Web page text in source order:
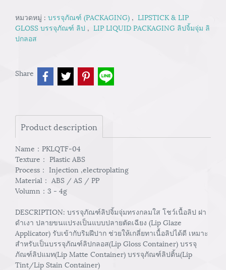
หมวดหมู่ : บรรจุภัณฑ์ (PACKAGING) , LIPSTICK & LIP
GLOSS บรรจุภัณฑ์ ลิป , LIP LIQUID PACKAGING ลิปจิ้มจุ่ม ลิ
ปกลอส
Share
Product description
Name：PKLQTF-04
Texture： Plastic ABS
Process： Injection ,electroplating
Material： ABS / AS / PP
Volumn：3 - 4g
DESCRIPTION: บรรจุภัณฑ์ลิปจิ้มจุ่มทรงกลมใส โชว์เนื้อลิป ฝา
ดำเงา ปลายขนแปรงเป็นแบบปลายตัดเฉียง (Lip Glaze
Applicator) รับเข้ากับริมฝีปาก ช่วยให้เกลี่ยทาเนื้อลิปได้ดี เหมาะ
สำหรับเป็นบรรจุภัณฑ์ลิปกลอส(Lip Gloss Container) บรรจุ
ภัณฑ์ลิปแมท(Lip Matte Container) บรรจุภัณฑ์ลิปติ้น(Lip
Tint/Lip Stain Container)